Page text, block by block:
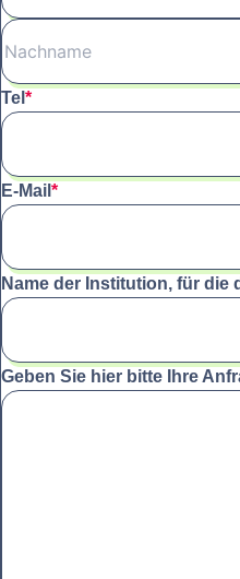
Tel *
E-Mail *
Name der Institution, für die
Geben Sie hier bitte Ihre